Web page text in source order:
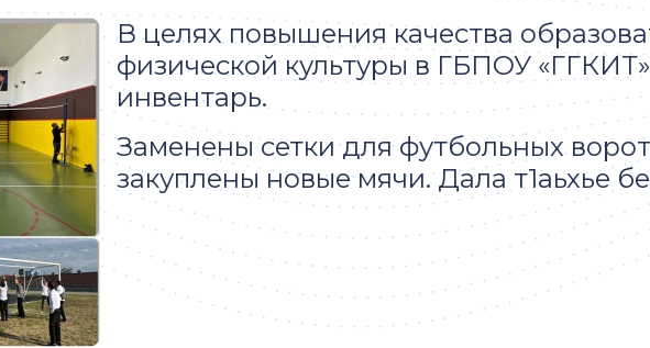
В целях повышения качества
физической культуры в ГБПОУ
инвентарь.
Заменены сетки для футбольных
закуплены новые мячи. Дала т1аьхье